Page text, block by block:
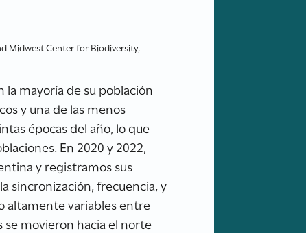
Midwest Center for Biodiversity,
la mayoría de su población
y una de las menos
épocas del año, lo que
En 2020 y 2022,
y registramos sus
sincronización, frecuencia, y
altamente variables entre
se movieron hacia el norte